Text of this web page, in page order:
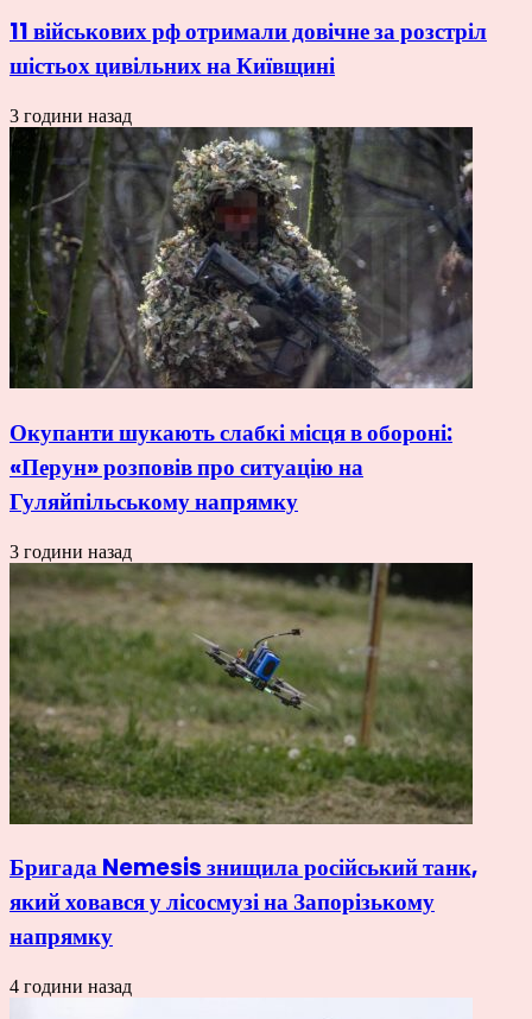
11 військових рф отримали довічне за розстріл
шістьох цивільних на Київщині
3 години назад
Окупанти шукають слабкі місця в обороні:
«Перун» розповів про ситуацію на
Гуляйпільському напрямку
3 години назад
Бригада Nemesis знищила російський танк,
який ховався у лісосмузі на Запорізькому
напрямку
4 години назад